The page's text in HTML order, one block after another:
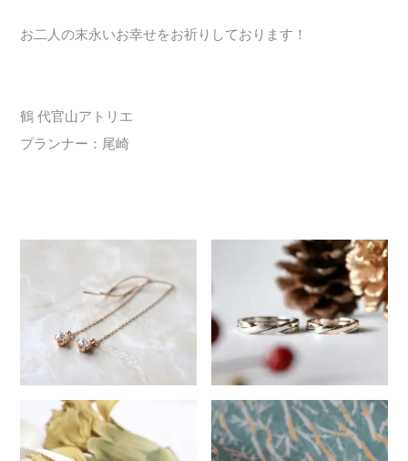
お二人の末永いお幸せをお祈りしております！
鶴 代官山アトリエ
プランナー：尾崎